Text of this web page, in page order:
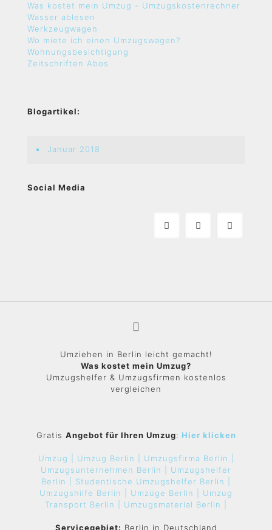
Was kostet mein Umzug - Umzugskostenrechner
Wasser ablesen
Werkzeugwagen
Wo miete ich einen Umzugswagen?
Wohnungsbesichtigung
Zeitschriften Abos
Blogartikel:
Januar 2018
Social Media
Umziehen in Berlin leicht gemacht!
Was kostet mein Umzug?
Umzugshelfer & Umzugsfirmen kostenlos
vergleichen
Gratis Angebot für Ihren Umzug: Hier klicken
Umzug | Umzug Berlin |
Umzugsfirma Berlin |
Umzugsunternehmen Berlin | Umzugshelfer
Berlin | Studentische Umzugshelfer Berlin |
Umzugshilfe Berlin | Umzüge Berlin | Umzug
Transport Berlin | Umzugsmaterial Berlin |
Servicegebiet: Berlin in Deutschland